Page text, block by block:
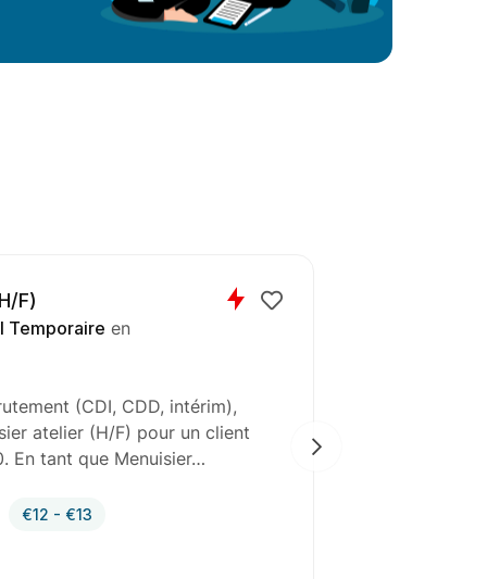
F)
Temporaire en
(CDI, CDD, intérim),
atelier (H/F) pour un client
En tant que Menuisier…
€12 - €13